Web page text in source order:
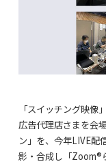
「スイッチング映
広告代理店さまを会
ン」を、今年LIVE配
影・合成し「Zoom®